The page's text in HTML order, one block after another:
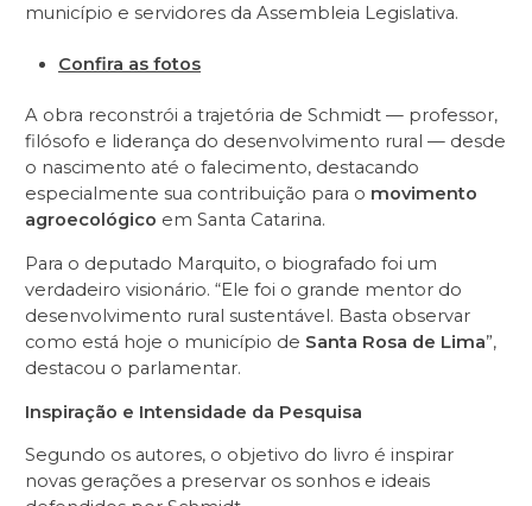
município e servidores da Assembleia Legislativa.
Confira as fotos
A obra reconstrói a trajetória de Schmidt — professor,
filósofo e liderança do desenvolvimento rural — desde
o nascimento até o falecimento, destacando
especialmente sua contribuição para o movimento
agroecológico em Santa Catarina.
Para o deputado Marquito, o biografado foi um
verdadeiro visionário. “Ele foi o grande mentor do
desenvolvimento rural sustentável. Basta observar
como está hoje o município de Santa Rosa de Lima”,
destacou o parlamentar.
Inspiração e Intensidade da Pesquisa
Segundo os autores, o objetivo do livro é inspirar
novas gerações a preservar os sonhos e ideais